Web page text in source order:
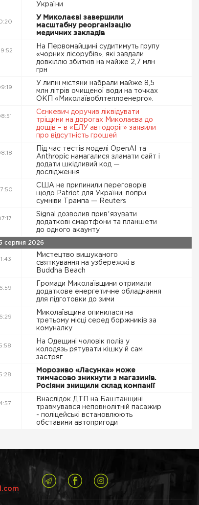
України
У Миколаєві завершили
масштабну реорганізацію
медичних закладів
На Первомайщині судитимуть групу
«чорних лісорубів», які завдали
довкіллю збитків на майже 2,7 млн
грн
У липні містяни набрали майже 8,5
млн літрів очищеної води на точках
ОКП «Миколаївоблтеплоенерго».
Сєнкевич доручив ліквідувати
тріщини на дорогах Миколаєва до
дощів – в «ЕЛУ автодоріг» заявили
про відсутність грошей
Під час тестів моделі OpenAI та
Anthropic намагалися зламати сайт і
додати шкідливий код —
дослідження
США не припинили переговорів
щодо Patriot для України, попри
сумніви Трампа — Reuters
Signal дозволив привʼязувати
додаткові смартфони та планшети
до одного акаунту
серпня 2026
Мистецтво вишуканого
святкування на узбережжі в
Buddha Beach
Громади Миколаївщини отримали
додаткове енергетичне обладнання
для підготовки до зими
Миколаївщина опинилася на
третьому місці серед боржників за
комуналку
На Одещині чоловік поліз у
колодязь рятувати кішку й сам
застряг
Морозиво «Ласунка» може
тимчасово зникнути з магазинів.
Росіяни знищили склад компанії
14:57
Внаслідок ДТП на Баштанщині
травмувався неповнолітній пасажир
- поліцейські встановлюють
обставини автопригоди